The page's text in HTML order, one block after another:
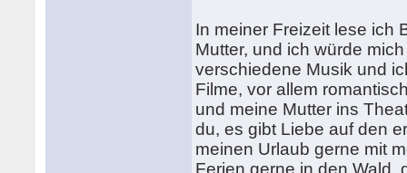
In meiner Freizeit lese ich
Mutter, und ich würde
verschiedene Musik und
Filme, vor allem
und meine Mutter ins
du, es gibt Liebe auf den
meinen Urlaub gerne mit
Ferien gerne in den Wald,